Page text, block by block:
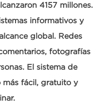
4157 millones.
informativos y
global. Redes
fotografías
El sistema de
fácil, gratuito y